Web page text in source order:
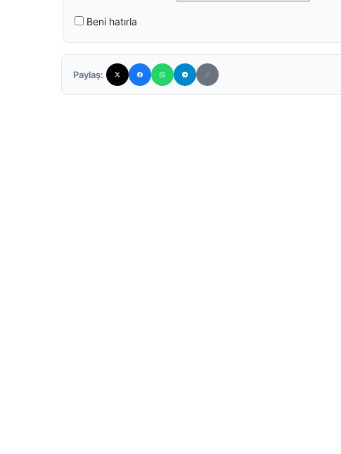
Beni hatırla
Paylaş: